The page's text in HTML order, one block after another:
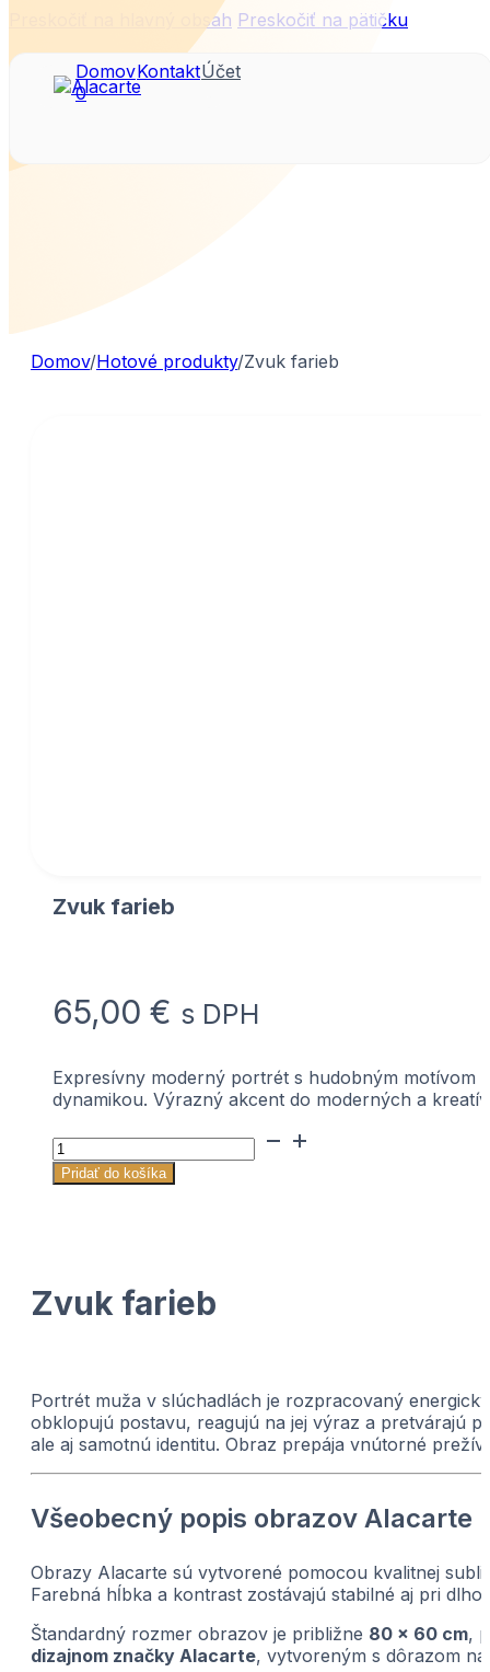
Preskočiť na hlavný obsah Preskočiť na pätičku
DomovKontaktÚčet
0
Domov/Hotové produkty/Zvuk farieb
Zvuk farieb
65,00 € s DPH
Expresívny moderný portrét s hudobným motívom
dynamikou. Výrazný akcent do moderných a
množstvo
Zvuk
farieb
Pridať do košíka
Zvuk farieb
Portrét muža v slúchadlách je rozpracovaný
obklopujú postavu, reagujú na jej výraz a pretvárajú
ale aj samotnú identitu. Obraz prepája vnútorné
Všeobecný popis obrazov Alacarte
Obrazy Alacarte sú vytvorené pomocou kvalitnej
Farebná hĺbka a kontrast zostávajú stabilné aj pri
Štandardný rozmer obrazov je približne 80 × 60 cm,
dizajnom značky Alacarte, vytvoreným s dôrazom